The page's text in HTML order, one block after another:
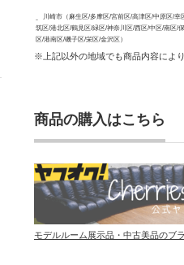
川崎市（麻生区/多摩区/宮前区/高津区/中原区/幸
筑区/港北区/鶴見区/緑区/神奈川区/西区/中区/南区/
区/港南区/磯子区/栄区/金沢区）
※上記以外の地域でも商品内容により
商品の購入はこちら
モデルルーム展示品・中古美品のブ